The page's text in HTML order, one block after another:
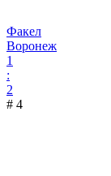
Факел
Воронеж
1
:
2
# 4